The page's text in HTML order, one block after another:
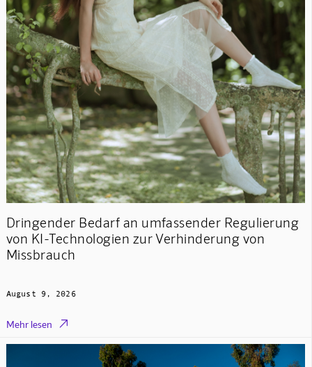
Dringender Bedarf an umfassender Regulierung
von KI-Technologien zur Verhinderung von
Missbrauch
August 9, 2026
Mehr lesen 